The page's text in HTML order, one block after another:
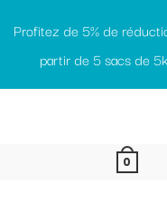
Profitez de 5% de
partir de 5 sacs de
0